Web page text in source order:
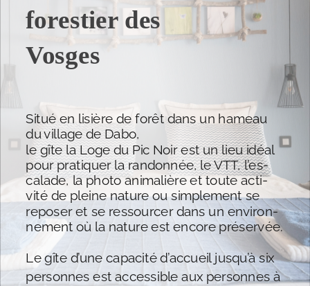
forestier des
Vosges
Situé en lisière de forêt dans un hameau
du village de Dabo,
le gîte la Loge du Pic Noir est un lieu idéal
pour pratiquer la randonnée, le VTT, l’es-
calade, la photo animalière et toute acti-
vité de pleine nature ou simplement se
reposer et se ressourcer dans un environ-
nement où la nature est encore préservée.
Le gîte d’une capacité d’accueil jusqu’à six
personnes est accessible aux personnes à